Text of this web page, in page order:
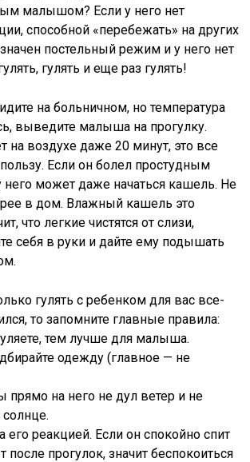
малышом? Если у него нет
способной «перебежать» на других
постельный режим и у него нет
гулять и еще раз гулять!
на больничном, но температура
выведите малыша на прогулку.
на воздухе даже 20 минут, это все
Если он болел простудным
него может даже начаться кашель. Не
в дом. Влажный кашель это
что легкие чистятся от слизи,
себя в руки и дайте ему подышать
гулять с ребенком для вас все-
то запомните главные правила:
тем лучше для малыша.
одежду (главное — не
прямо на него не дул ветер и не
его реакцией. Если он спокойно спит
прогулок, значит беспокоиться